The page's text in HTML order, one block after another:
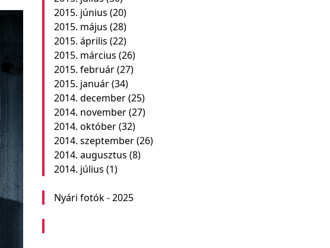
2015. június (20)
2015. május (28)
2015. április (22)
2015. március (26)
2015. február(27)
2015. január(34)
2014. december(25)
2014. november(27)
2014. október(32)
2014. szeptember(26)
2014. augusztus (8)
2014. július (1)
Nyári fotók - 2025